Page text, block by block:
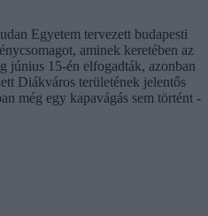
Egyetem tervezett budapesti
aminek keretében az
június 15-én elfogadták, azonban
Diákváros területének jelentős
még egy kapavágás sem történt -